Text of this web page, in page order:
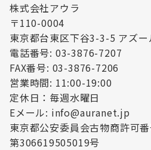
株式会社アウラ
〒110-0004
東京都台東区下谷3-3-5 アズ
電話番号: 03-3876-7207
FAX番号: 03-3876-7206
営業時間: 11:00-19:00
定休日：毎週水曜日
Eメール: info@auranet.jp
東京都公安委員会古物商許可
第306619505019号